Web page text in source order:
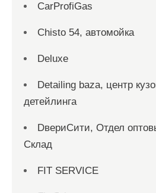
CarProfiGas
Chisto 54, автомойка
Deluxe
Detailing baza, центр
детейлинга
DвериСити, Отдел
Склад
FIT SERVICE